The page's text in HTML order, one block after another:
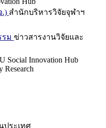
.) สำนักบริหารวิจัยจุฬาฯ
รม ข่าวสารงานวิจัยและ
Social Innovation Hub
Research
ประเทศ